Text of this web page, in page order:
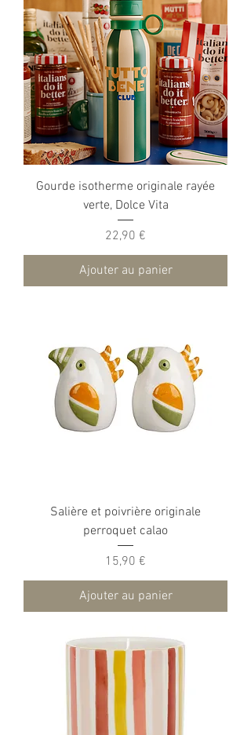
Gourde isotherme originale rayée
verte, Dolce Vita
Prix
22,90 €
Ajouter au panier
Salière et poivrière originale
perroquet calao
Prix
15,90 €
Ajouter au panier